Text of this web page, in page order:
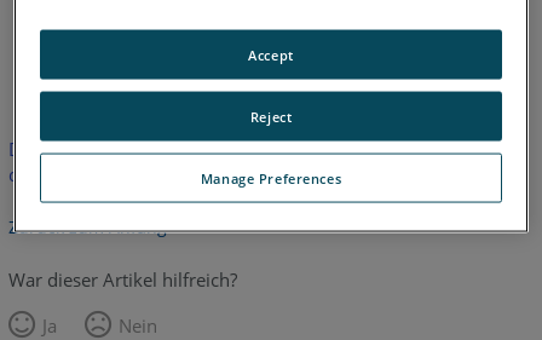
Dieser Artikel wurde nicht übersetzt.Bitte klicken Sie hier, um
die englische Version zu sehen.
Zurück zum Anfang
War dieser Artikel hilfreich?
Ja
Nein
Manage Preferences
Reject
Accept